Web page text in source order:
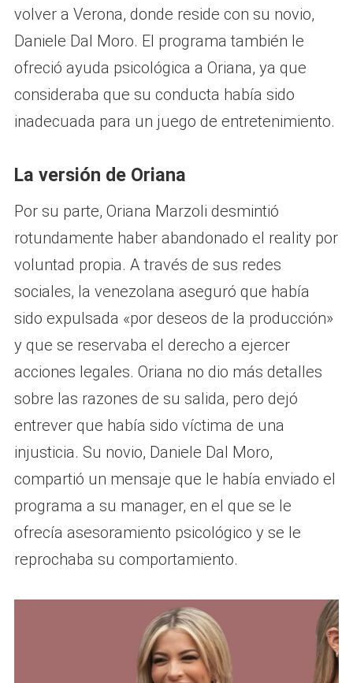
volver a Verona, donde reside con su novio,
Daniele Dal Moro. El programa también le
ofreció ayuda psicológica a Oriana, ya que
consideraba que su conducta había sido
inadecuada para un juego de entretenimiento.
La versión de Oriana
Por su parte, Oriana Marzoli desmintió
rotundamente haber abandonado el reality por
voluntad propia. A través de sus redes
sociales, la venezolana aseguró que había
sido expulsada «por deseos de la producción»
y que se reservaba el derecho a ejercer
acciones legales. Oriana no dio más detalles
sobre las razones de su salida, pero dejó
entrever que había sido víctima de una
injusticia. Su novio, Daniele Dal Moro,
compartió un mensaje que le había enviado el
programa a su manager, en el que se le
ofrecía asesoramiento psicológico y se le
reprochaba su comportamiento.